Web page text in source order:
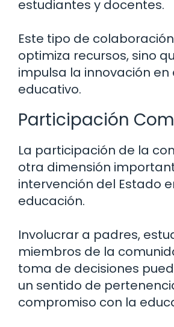
estudiantes y docentes.
Este tipo de
optimiza recursos, sino
impulsa la innovación en
educativo.
Participación
La participación de la
otra dimensión
intervención del Estado
educación.
Involucrar a padres,
miembros de la
toma de decisiones
un sentido de
compromiso con la